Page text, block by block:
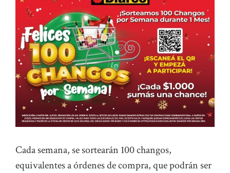
Cada semana, se sortearán 100 changos,
equivalentes a órdenes de compra, que podrán ser